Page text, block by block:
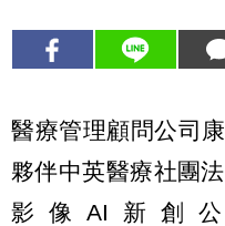
醫療管理顧問公司
夥伴中英醫療社團
影像AI新創